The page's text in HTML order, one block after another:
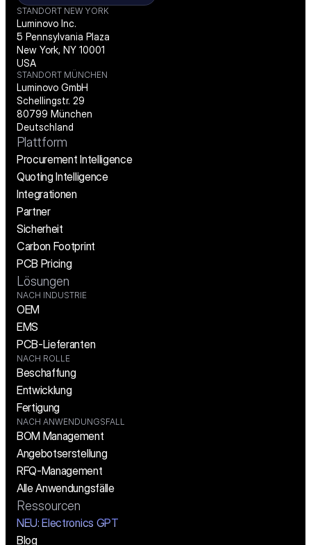
STANDORT NEW YORK
Luminovo Inc.
5 Pennsylvania Plaza
New York, NY 10001
USA
STANDORT MÜNCHEN
Luminovo GmbH
Schellingstr. 29
80799 München
Deutschland
Plattform
Procurement Intelligence
Quoting Intelligence
Integrationen
Partner
Sicherheit
Carbon Footprint
PCB Pricing
Lösungen
NACH INDUSTRIE
OEM
EMS
PCB-Lieferanten
NACH ROLLE
Beschaffung
Entwicklung
Fertigung
NACH ANWENDUNGSFALL
BOM Management
Angebotserstellung
RFQ-Management
Alle Anwendungsfälle
Ressourcen
NEU: Electronics GPT
Blog